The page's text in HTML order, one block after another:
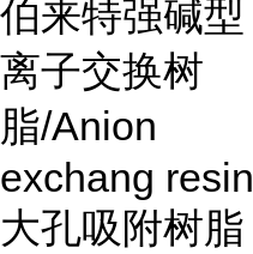
伯来特强碱型
离子交换树
脂/Anion
exchang resin
大孔吸附树脂